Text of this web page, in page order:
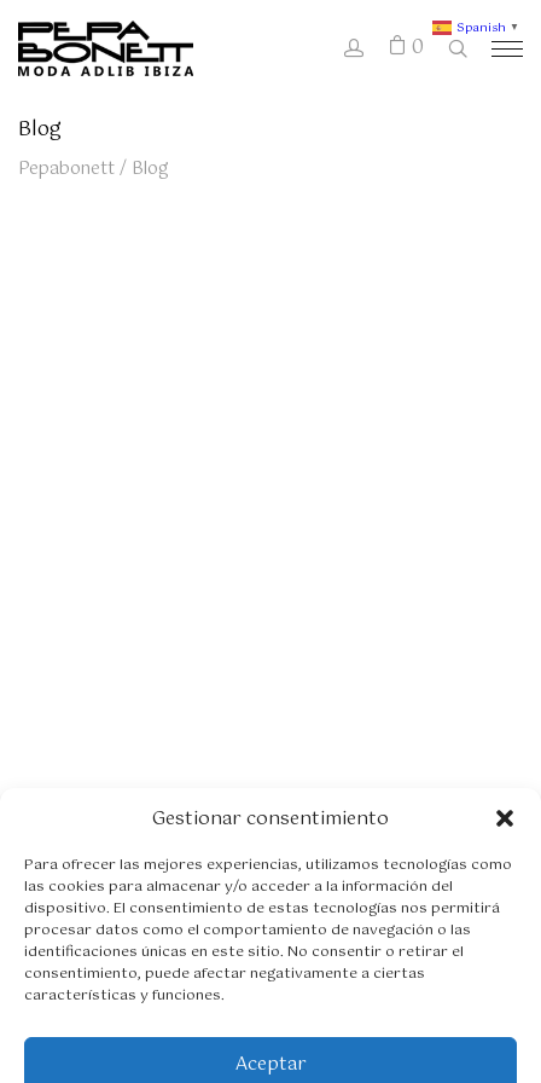
Gestionar consentimiento
Para ofrecer las mejores experiencias, utilizamos tecnologías como
las cookies para almacenar y/o acceder a la información del
dispositivo. El consentimiento de estas tecnologías nos permitirá
procesar datos como el comportamiento de navegación o las
identificaciones únicas en este sitio. No consentir o retirar el
consentimiento, puede afectar negativamente a ciertas
características y funciones.
Aceptar
0
Blog
Pepabonett/ Blog
Spanish ▼